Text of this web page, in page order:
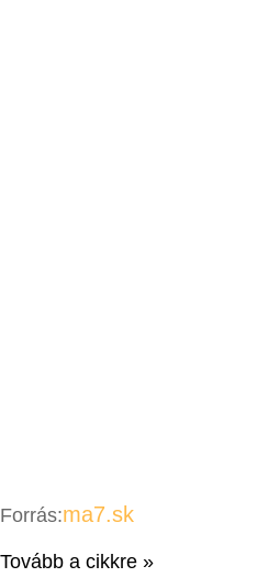
Forrás:ma7.sk
Tovább a cikkre »